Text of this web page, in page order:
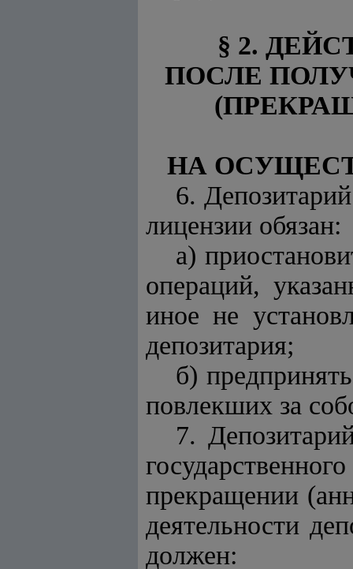
§ 2.
ПОСЛЕ
НА
6.
лицензии обязан:
а)
операций,
иное не
депозитария;
б)
повлекших за
7.
прекращении
деятельности
должен: